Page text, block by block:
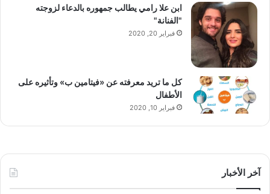
ابن علا رامي يطالب جمهوره بالدعاء لزوجته
"الفنانة"
فبراير 20, 2020
كل ما تريد معرفته عن «فيتامين ب» وتأثيره على
الأطفال
فبراير 10, 2020
آخر الأخبار